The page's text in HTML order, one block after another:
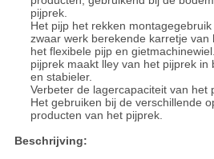
pijprek.
Het pijp het rekken
zwaar werk berekende karretje van
het flexibele pijp en
pijprek maakt lley van het pijprek in
en stabieler.
Verbeter de lagercapaciteit van het
Het gebruiken bij de verschillende
producten van het pijprek.
Beschrijving: